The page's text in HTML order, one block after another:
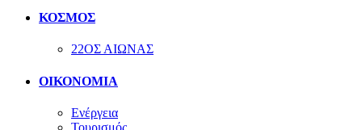
ΚΟΣΜΟΣ
22ΟΣ ΑΙΩΝΑΣ
ΟΙΚΟΝΟΜΙΑ
Ενέργεια
Τουρισμός